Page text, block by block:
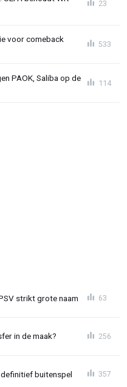
23
voor comeback
533
PAOK, Saliba op de
114
strikt grote naam 63
in de maak? 256
buitenspel 357